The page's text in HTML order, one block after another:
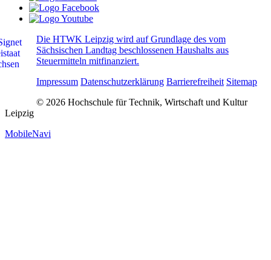
Die HTWK Leipzig wird auf Grundlage des vom
Sächsischen Landtag beschlossenen Haushalts aus
Steuermitteln mitfinanziert.
Impressum Datenschutzerklärung Barrierefreiheit Sitemap
© 2026 Hochschule für Technik, Wirtschaft und Kultur
Leipzig
MobileNavi